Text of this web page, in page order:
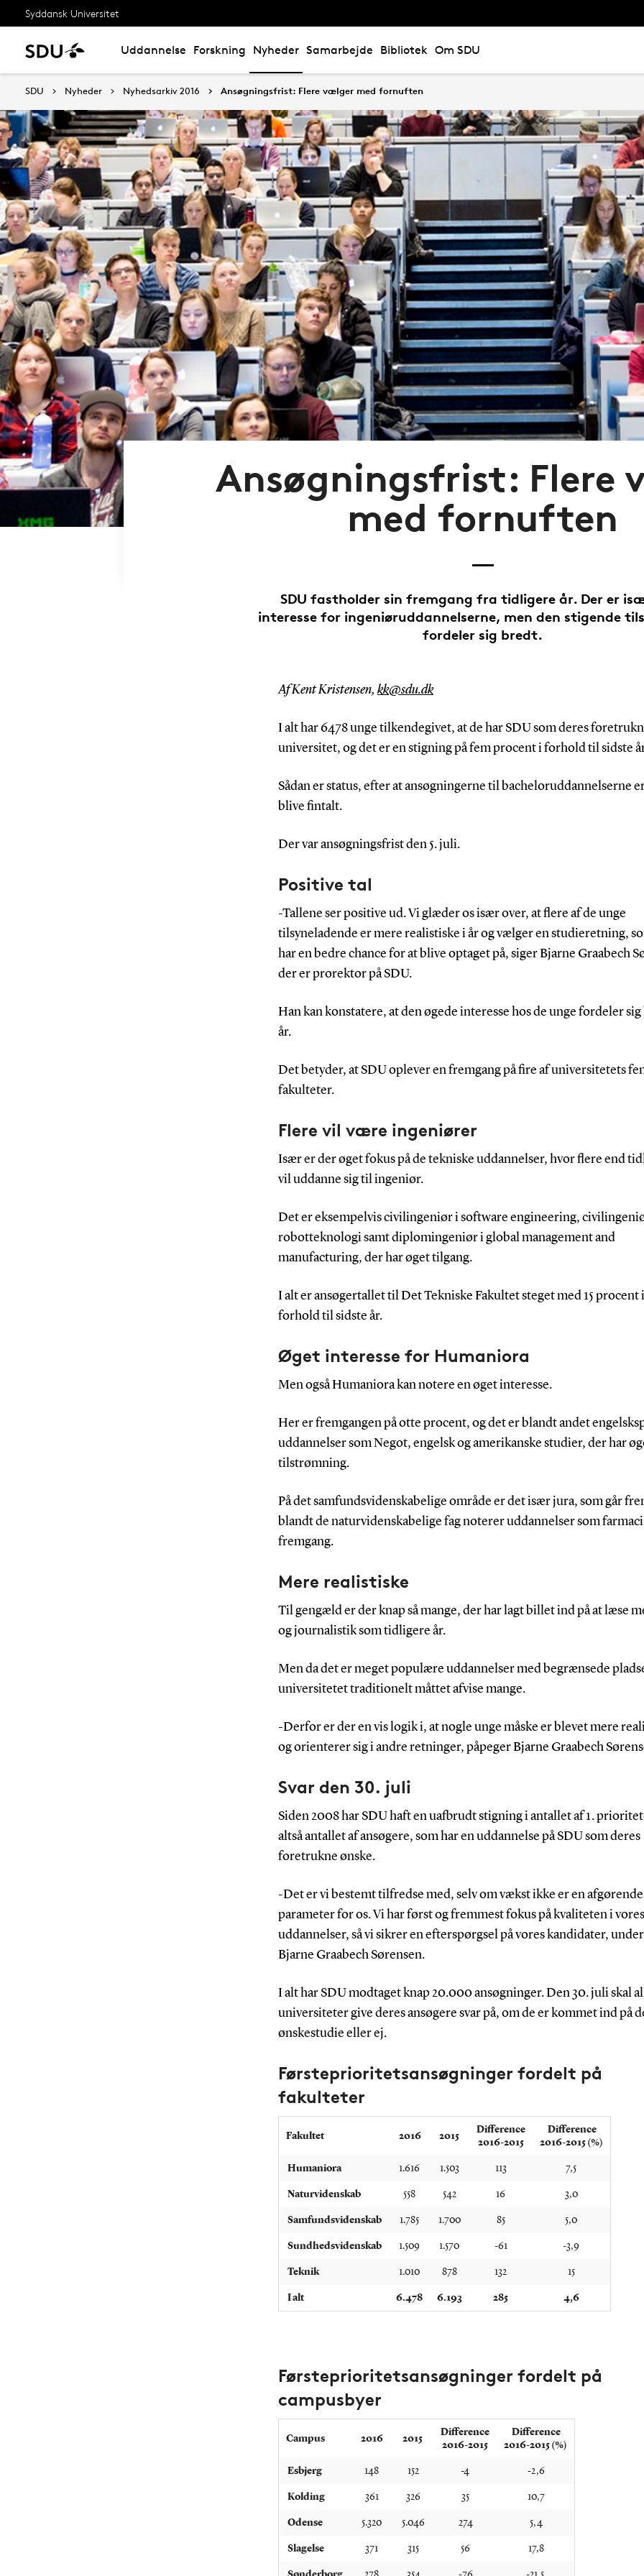
Syddansk Universitet
Uddannelse Forskning Nyheder Samarbejde Bibliotek Om SDU
SDU Nyheder Nyhedsarkiv 2016 Ansøgningsfrist: Flere vælger med fornuften
Ansøgningsfrist: Flere
med fornuften
SDU fastholder sin fremgang fra tidligere år. Der er
interesse for ingeniøruddannelserne, men den stigende
fordeler sig bredt.
Af Kent Kristensen, kk@sdu.dk
I alt har 6478 unge tilkendegivet, at de har SDU som deres
universitet, og det er en stigning på fem procent i forhold til sidste
Sådan er status, efter at ansøgningerne til bacheloruddannelserne
blive fintalt.
Der var ansøgningsfrist den 5. juli.
Positive tal
-Tallene ser positive ud. Vi glæder os især over, at flere af de unge
tilsyneladende er mere realistiske i år og vælger en studieretning,
har en bedre chance for at blive optaget på, siger Bjarne Graabech
der er prorektor på SDU.
Han kan konstatere, at den øgede interesse hos de unge fordeler
år.
Det betyder, at SDU oplever en fremgang på fire af universitetets
fakulteter.
Flere vil være ingeniører
Især er der øget fokus på de tekniske uddannelser, hvor flere end
vil uddanne sig til ingeniør.
Det er eksempelvis civilingeniør i software engineering,
robotteknologi samt diplomingeniør i global management and
manufacturing, der har øget tilgang.
I alt er ansøgertallet til Det Tekniske Fakultet steget med 15 procent i
forhold til sidste år.
Øget interesse for Humaniora
Men også Humaniora kan notere en øget interesse.
Her er fremgangen på otte procent, og det er blandt andet
uddannelser som Negot, engelsk og amerikanske studier, der har
tilstrømning.
På det samfundsvidenskabelige område er det især jura, som går
blandt de naturvidenskabelige fag noterer uddannelser som
fremgang.
Mere realistiske
Til gengæld er der knap så mange, der har lagt billet ind på at læse
og journalistik som tidligere år.
Men da det er meget populære uddannelser med begrænsede
universitetet traditionelt måttet afvise mange.
-Derfor er der en vis logik i, at nogle unge måske er blevet mere
og orienterer sig i andre retninger, påpeger Bjarne Graabech
Svar den 30. juli
Siden 2008 har SDU haft en uafbrudt stigning i antallet af 1.
altså antallet af ansøgere, som har en uddannelse på SDU som deres
foretrukne ønske.
-Det er vi bestemt tilfredse med, selv om vækst ikke er en afgørende
parameter for os. Vi har først og fremmest fokus på kvaliteten i vores
uddannelser, så vi sikrer en efterspørgsel på vores kandidater,
Bjarne Graabech Sørensen.
I alt har SDU modtaget knap 20.000 ansøgninger. Den 30. juli skal
universiteter give deres ansøgere svar på, om de er kommet ind på
ønskestudie eller ej.
Førsteprioritetsansøgninger fordelt på
fakulteter
Fakultet 2016 2015
Difference
2016-2015
Difference
2016-2015 (%)
Humaniora 1.616 1.503 113 7,5
Naturvidenskab 558 542 16 3,0
Samfundsvidenskab 1.785 1.700 85 5,0
Sundhedsvidenskab 1.509 1.570 -61 -3,9
Teknik 1.010 878 132 15
I alt 6.478 6.193 285 4,6
Førsteprioritetsansøgninger fordelt på
campusbyer
Campus 2016 2015
Difference
2016-2015
Difference
2016-2015 (%)
Esbjerg 148 152 -4 -2,6
Kolding 361 326 35 10,7
Odense 5.320 5.046 274 5,4
Slagelse 371 315 56 17,8